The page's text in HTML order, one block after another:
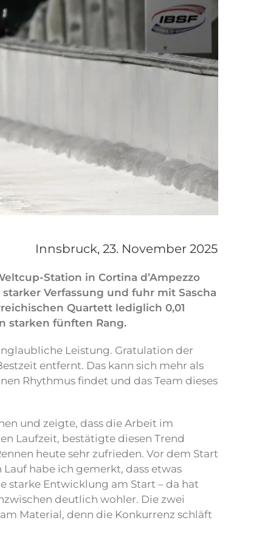
Innsbruck, 23. November 2025
Station in Cortina d’Ampezzo
Verfassung und fuhr mit Sascha
Quartett lediglich 0,01
starken fünften Rang.
Leistung. Gratulation der
entfernt. Das kann sich mehr als
Rhythmus findet und das Team dieses
und zeigte, dass die Arbeit im
Laufzeit, bestätigte diesen Trend
heute sehr zufrieden. Vor dem Start
habe ich gemerkt, dass etwas
starke Entwicklung am Start – da hat
deutlich wohler. Die zwei
Material, denn die Konkurrenz schläft